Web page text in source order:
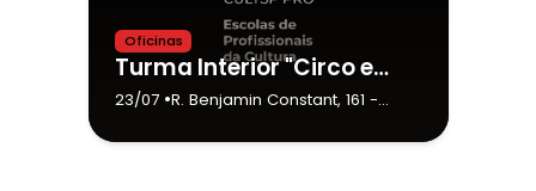
Oficinas
Turma Interior "Circo em foco: História, prática e criação"
23/07 •R. Benjamin Constant, 161 -